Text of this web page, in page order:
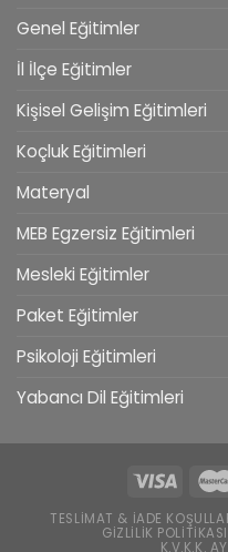
Genel Eğitimler
İl İlçe Eğitimler
Kişisel Gelişim Eğitimleri
Koçluk Eğitimleri
Materyal
MEB Egzersiz Eğitimleri
Mesleki Eğitimler
Paket Eğitimler
Psikoloji Eğitimleri
Yabancı Dil Eğitimleri
TESLIMAT & İADE
GIZLILIK POLITIKASI
K.V.K.K.